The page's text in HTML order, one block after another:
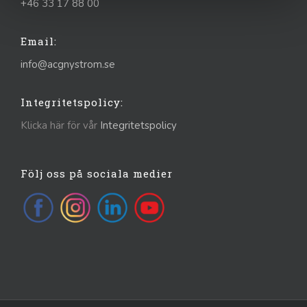
+46 33 17 88 00
Email:
info@acgnystrom.se
Integritetspolicy:
Klicka här för vår Integritetspolicy
Följ oss på sociala medier